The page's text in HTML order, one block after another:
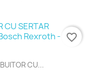
CU...
favorite_border